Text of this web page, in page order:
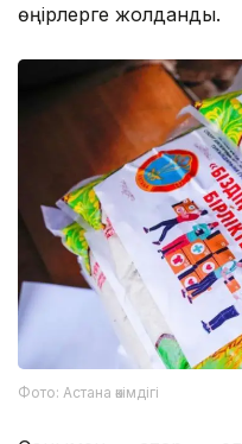
өңірлерге жолданды.
Фото: Астана әкімдігі